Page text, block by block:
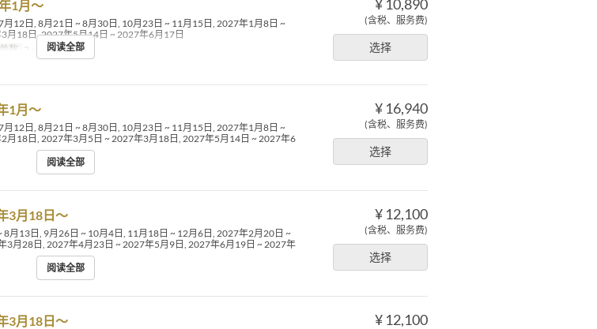
¥ 10,890
(含税、服务费)
选择
1月〜
月12日, 8月21日 ~ 8月30日, 10月23日 ~ 11月15日, 2027年1月8日 ~
月18日, 2027年5月14日 ~ 2027年6月17日
数 2 ~ 阅读全部
¥ 16,940
(含税、服务费)
选择
1月〜
月12日, 8月21日 ~ 8月30日, 10月23日 ~ 11月15日, 2027年1月8日 ~
月18日, 2027年3月5日 ~ 2027年3月18日, 2027年5月14日 ~ 2027年6
阅读全部
¥ 12,100
(含税、服务费)
选择
3月18日〜
8月13日, 9月26日 ~ 10月4日, 11月18日 ~ 12月6日, 2027年2月20日 ~
3月28日, 2027年4月23日 ~ 2027年5月9日, 2027年6月19日 ~ 2027年
阅读全部
¥ 12,100
3月18日〜